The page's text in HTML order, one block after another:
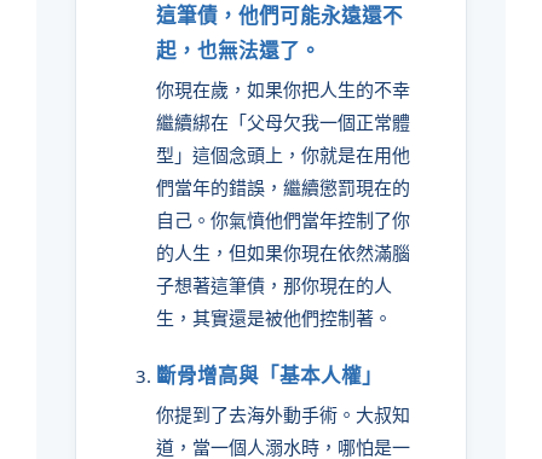
這筆債，他們可能永遠還不
起，也無法還了。
你現在歲，如果你把人生的不幸
繼續綁在「父母欠我一個正常體
型」這個念頭上，你就是在用他
們當年的錯誤，繼續懲罰現在的
自己。你氣憤他們當年控制了你
的人生，但如果你現在依然滿腦
子想著這筆債，那你現在的人
生，其實還是被他們控制著。
斷骨增高與「基本人權」
你提到了去海外動手術。大叔知
道，當一個人溺水時，哪怕是一